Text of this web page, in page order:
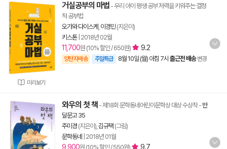
미리보기
거실공부의 마법 - 우리 아이 평생 공부 저력을 키워주는 결정
적 공부법
오가와 다이스케 이경민(지은이)
키스톤| 2018년 02월
11,700원 (10% 할인 / 650원) 9.2
양탄자배송 주말특급 8월 10일 (월) 아침 7시 출근전 배송 변경
와우의 첫 책 - 제18회 문학동네어린이문학상 대상 수상작- 반
달문고 35
주미경 (지은이), 김규택 (그림)
문학동네
2018년 01월
9,900원 (10% 할인 / 550원) 9.7